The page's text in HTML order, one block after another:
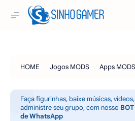
Faça figurinhas, baixe músicas, vídeos,
administre seu grupo, com nosso BOT
de WhatsApp